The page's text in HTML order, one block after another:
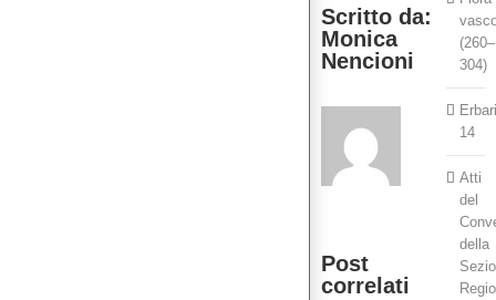
Scritto da:
Monica
Nencioni
Post
correlati
(260–
304)
14
Atti
del
della